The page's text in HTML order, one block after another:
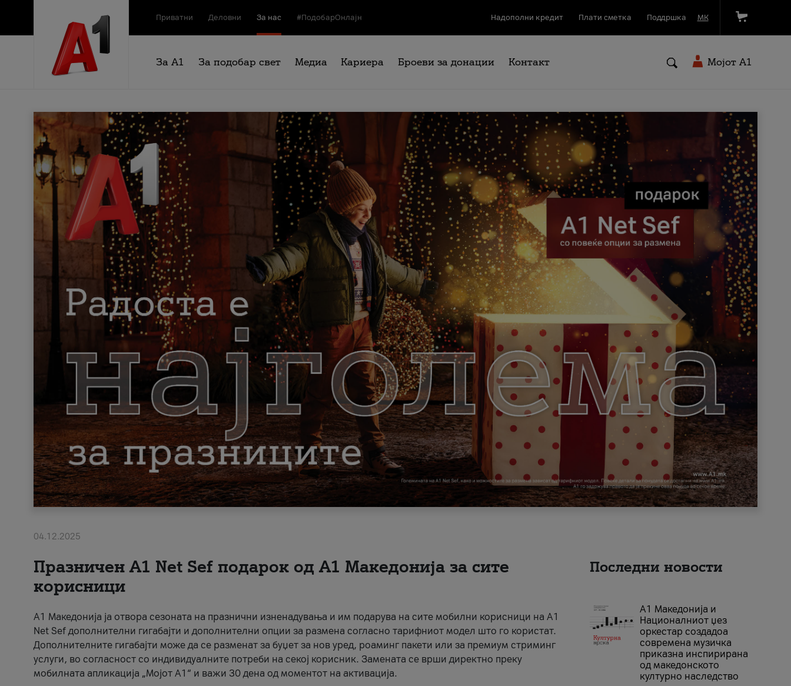
Приватни Деловни За нас #ПодобарОнлајн Надополни кредит Плати сметка Поддршка МК
За А1 За подобар свет Медиа Кариера Броеви за донации Контакт Мојот A1
04.12.2025
Празничен A1 Net Sеf подарок од А1 Македонија за сите
корисници
А1 Македонија ја отвора сезоната на празнични изненадувања и им подарува на сите мобилни корисници на A1
Net Sef дополнителни гигабајти и дополнителни опции за размена согласно тарифниот модел што го користат.
Дополнителните гигабајти може да се разменат за буџет за нов уред, роаминг пакети или за премиум стриминг
услуги, во согласност со индивидуалните потреби на секој корисник. Замената се врши директно преку
мобилната апликација „Мојот А1“ и важи 30 дена од моментот на активација.
Последни новости
А1 Македонија и
Националниот џез
оркестар создадоа
современа музичка
приказна инспирирана
од македонското
културно наследство